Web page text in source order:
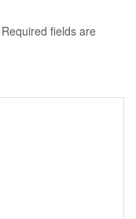
Required fields are